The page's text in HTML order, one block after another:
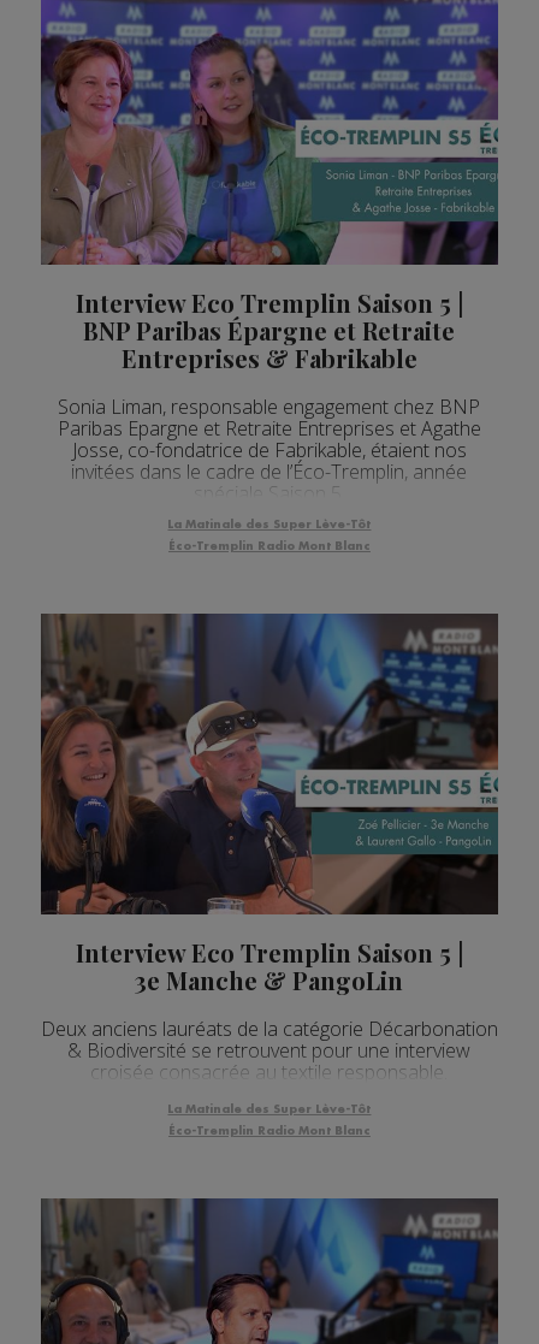
Interview Eco Tremplin Saison 5 |
BNP Paribas Épargne et Retraite
Entreprises & Fabrikable
Sonia Liman, responsable engagement chez BNP
Paribas Epargne et Retraite Entreprises et Agathe
Josse, co-fondatrice de Fabrikable, étaient nos
invitées dans le cadre de l’Éco-Tremplin, année
spéciale Saison 5.
La Matinale des Super Lève-Tôt
Éco-Tremplin Radio Mont Blanc
Interview Eco Tremplin Saison 5 |
3e Manche & PangoLin
Deux anciens lauréats de la catégorie Décarbonation
& Biodiversité se retrouvent pour une interview
croisée consacrée au textile responsable.
La Matinale des Super Lève-Tôt
Éco-Tremplin Radio Mont Blanc